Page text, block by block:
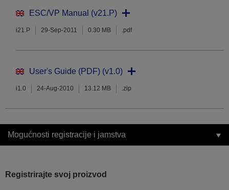
ESC/VP Manual (v21.P)
i21.P 29-Sep-2011 0.30 MB .pdf
User's Guide (PDF) (v1.0)
i1.0 24-Aug-2010 13.12 MB .zip
Mogućnosti registracije i jamstva
Registrirajte svoj proizvod